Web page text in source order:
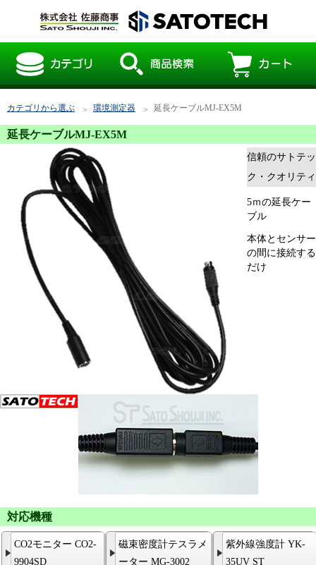
カテゴリから選ぶ 環境測定器 延長ケーブルMJ-EX5M
延長ケーブルMJ-EX5M
信頼のサトテッ
ク・クオリティ
5ｍの延長ケー
ブル
本体とセンサー
の間に接続する
だけ
対応機種
CO2モニター CO2-
9904SD
磁束密度計テスラメ
ーター MG-3002
紫外線強度計 YK-
35UV ST